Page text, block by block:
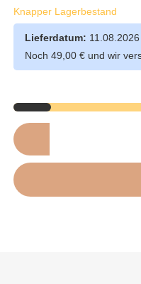
Knapper Lagerbestand
Lieferdatum:
Noch 49,00 € und wir